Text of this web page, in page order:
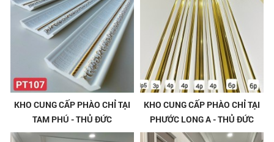
KHO CUNG CẤP PHÀO CHỈ TẠI
TAM PHÚ - THỦ ĐỨC
KHO CUNG CẤP PHÀO CHỈ TẠI
PHƯỚC LONG A - THỦ ĐỨC